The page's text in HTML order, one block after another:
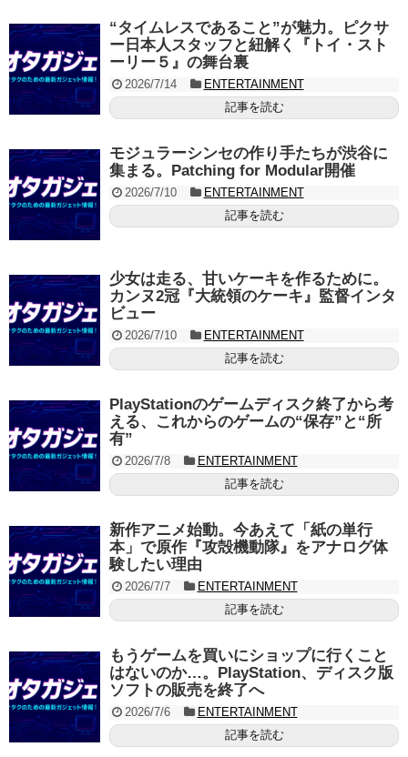
“タイムレスであること”が魅力。ピクサ
ー日本人スタッフと紐解く『トイ・スト
ーリー５』の舞台裏
2026/7/14
ENTERTAINMENT
記事を読む
モジュラーシンセの作り手たちが渋谷に
集まる。Patching for Modular開催
2026/7/10
ENTERTAINMENT
記事を読む
少女は走る、甘いケーキを作るために。
カンヌ2冠『大統領のケーキ』監督インタ
ビュー
2026/7/10
ENTERTAINMENT
記事を読む
PlayStationのゲームディスク終了から考
える、これからのゲームの“保存”と“所
有”
2026/7/8
ENTERTAINMENT
記事を読む
新作アニメ始動。今あえて「紙の単行
本」で原作『攻殻機動隊』をアナログ体
験したい理由
2026/7/7
ENTERTAINMENT
記事を読む
もうゲームを買いにショップに行くこと
はないのか…。PlayStation、ディスク版
ソフトの販売を終了へ
2026/7/6
ENTERTAINMENT
記事を読む